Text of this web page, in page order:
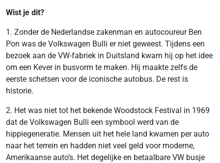
Wist je dit?
1. Zonder de Nederlandse zakenman en autocoureur Ben
Pon was de Volkswagen Bulli er niet geweest. Tijdens een
bezoek aan de VW-fabriek in Duitsland kwam hij op het idee
om een Kever in busvorm te maken. Hij maakte zelfs de
eerste schetsen voor de iconische autobus. De rest is
historie.
2. Het was niet tot het bekende Woodstock Festival in 1969
dat de Volkswagen Bulli een symbool werd van de
hippiegeneratie. Mensen uit het hele land kwamen per auto
naar het terrein en hadden niet veel geld voor moderne,
Amerikaanse auto’s. Het degelijke en betaalbare VW busje